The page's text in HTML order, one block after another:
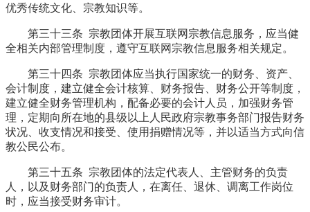
优秀传统文化、宗教知识等。
第三十三条 宗教团体开展互联网宗教信息服务，应当健
全相关内部管理制度，遵守互联网宗教信息服务相关规定。
第三十四条 宗教团体应当执行国家统一的财务、资产、
会计制度，建立健全会计核算、财务报告、财务公开等制度，
建立健全财务管理机构，配备必要的会计人员，加强财务管
理，定期向所在地的县级以上人民政府宗教事务部门报告财务
状况、收支情况和接受、使用捐赠情况等，并以适当方式向信
教公民公布。
第三十五条 宗教团体的法定代表人、主管财务的负责
人，以及财务部门的负责人，在离任、退休、调离工作岗位
时，应当接受财务审计。